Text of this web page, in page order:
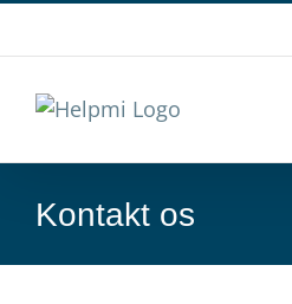
Kontakt os